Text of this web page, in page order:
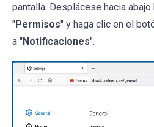
pantalla. Desplácese hacia
"Permisos" y haga clic en el
a "Notificaciones".